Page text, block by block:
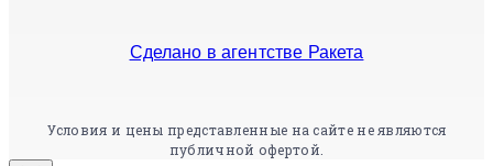
Сделано в агентстве Ракета
Условия и цены представленные на сайте не являются
публичной офертой.